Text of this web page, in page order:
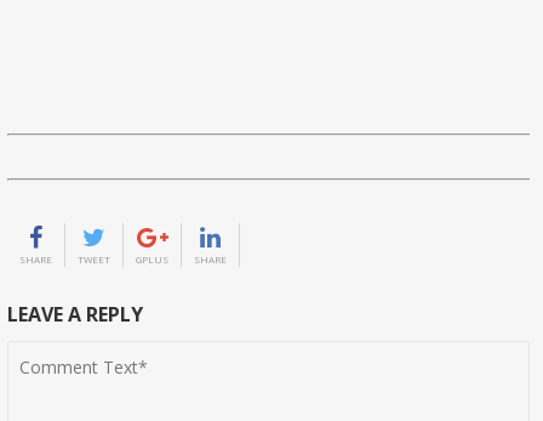
SHARE TWEET GPLUS SHARE
LEAVE A REPLY